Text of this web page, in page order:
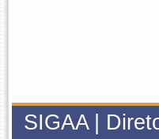
SIGAA |